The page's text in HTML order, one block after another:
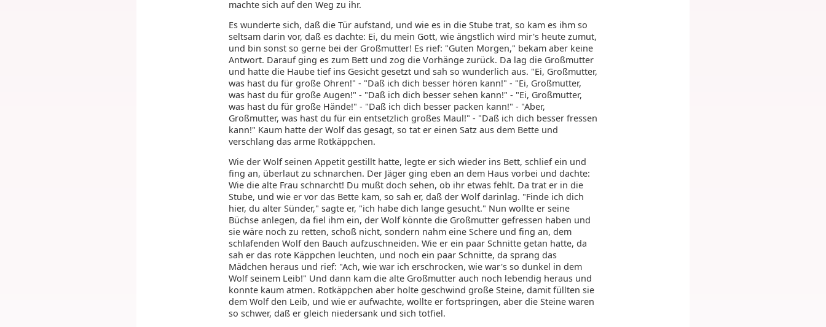
machte sich auf den Weg zu ihr.
Es wunderte sich, daß die Tür aufstand, und wie es in die Stube trat, so kam es ihm so
seltsam darin vor, daß es dachte: Ei, du mein Gott, wie ängstlich wird mir's heute zumut,
und bin sonst so gerne bei der Großmutter! Es rief: "Guten Morgen," bekam aber keine
Antwort. Darauf ging es zum Bett und zog die Vorhänge zurück. Da lag die Großmutter
und hatte die Haube tief ins Gesicht gesetzt und sah so wunderlich aus. "Ei, Großmutter,
was hast du für große Ohren!" - "Daß ich dich besser hören kann!" - "Ei, Großmutter,
was hast du für große Augen!" - "Daß ich dich besser sehen kann!" - "Ei, Großmutter,
was hast du für große Hände!" - "Daß ich dich besser packen kann!" - "Aber,
Großmutter, was hast du für ein entsetzlich großes Maul!" - "Daß ich dich besser fressen
kann!" Kaum hatte der Wolf das gesagt, so tat er einen Satz aus dem Bette und
verschlang das arme Rotkäppchen.
Wie der Wolf seinen Appetit gestillt hatte, legte er sich wieder ins Bett, schlief ein und
fing an, überlaut zu schnarchen. Der Jäger ging eben an dem Haus vorbei und dachte:
Wie die alte Frau schnarcht! Du mußt doch sehen, ob ihr etwas fehlt. Da trat er in die
Stube, und wie er vor das Bette kam, so sah er, daß der Wolf darinlag. "Finde ich dich
hier, du alter Sünder," sagte er, "ich habe dich lange gesucht." Nun wollte er seine
Büchse anlegen, da fiel ihm ein, der Wolf könnte die Großmutter gefressen haben und
sie wäre noch zu retten, schoß nicht, sondern nahm eine Schere und fing an, dem
schlafenden Wolf den Bauch aufzuschneiden. Wie er ein paar Schnitte getan hatte, da
sah er das rote Käppchen leuchten, und noch ein paar Schnitte, da sprang das
Mädchen heraus und rief: "Ach, wie war ich erschrocken, wie war's so dunkel in dem
Wolf seinem Leib!" Und dann kam die alte Großmutter auch noch lebendig heraus und
konnte kaum atmen. Rotkäppchen aber holte geschwind große Steine, damit füllten sie
dem Wolf den Leib, und wie er aufwachte, wollte er fortspringen, aber die Steine waren
so schwer, daß er gleich niedersank und sich totfiel.